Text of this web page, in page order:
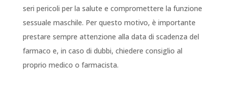
seri pericoli per la salute e compromettere la funzione
sessuale maschile. Per questo motivo, è importante
prestare sempre attenzione alla data di scadenza del
farmaco e, in caso di dubbi, chiedere consiglio al
proprio medico o farmacista.